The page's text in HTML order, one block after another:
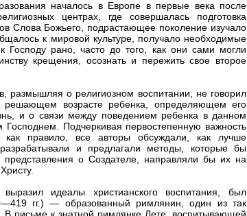
началось в Европе в первые века после
центрах, где совершалась подготовка
Слова Божьего, подрастающее поколение изучало
к мировой культуре, получало необходимые
Господу рано, часто до того, как они сами могли
крещения, осознать и пережить свое второе
размышляя о религиозном воспитании, не говорил
решающем возрасте ребенка, определяющем его
и о связи между поведением ребенка в данном
Господнем. Подчеркивая первостепенную важность
как правило, все авторы обсуждали, как лучше
и предлагали методы, которые бы
о Создателе, направляли бы их на
идеалы христианского воспитания, был
гг.) — образованный римлянин, один из так